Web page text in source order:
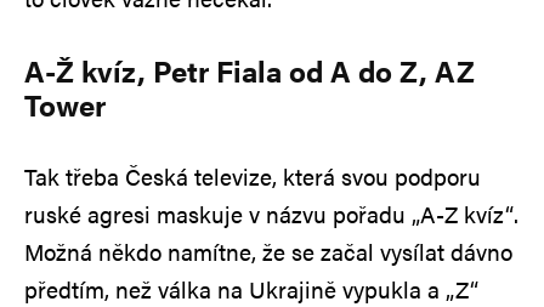
A-Ž kvíz, Petr Fiala od A do Z, AZ
Tower
Tak třeba Česká televize, která svou podporu
ruské agresi maskuje v názvu pořadu „A-Z kvíz“.
Možná někdo namítne, že se začal vysílat dávno
předtím, než válka na Ukrajině vypukla a „Z“